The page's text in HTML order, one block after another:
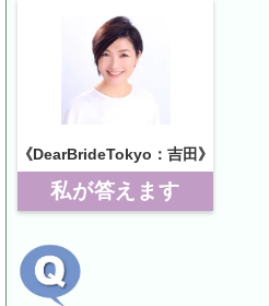
《DearBrideTokyo：吉田》
私が答えます